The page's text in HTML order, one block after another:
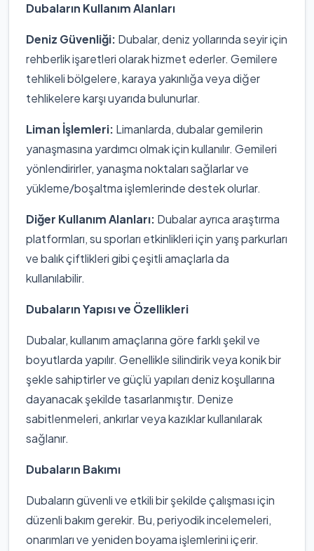
Dubaların Kullanım Alanları
Deniz Güvenliği: Dubalar, deniz yollarında seyir için
rehberlik işaretleri olarak hizmet ederler. Gemilere
tehlikeli bölgelere, karaya yakınlığa veya diğer
tehlikelere karşı uyarıda bulunurlar.
Liman İşlemleri: Limanlarda, dubalar gemilerin
yanaşmasına yardımcı olmak için kullanılır. Gemileri
yönlendirirler, yanaşma noktaları sağlarlar ve
yükleme/boşaltma işlemlerinde destek olurlar.
Diğer Kullanım Alanları: Dubalar ayrıca araştırma
platformları, su sporları etkinlikleri için yarış parkurları
ve balık çiftlikleri gibi çeşitli amaçlarla da
kullanılabilir.
Dubaların Yapısı ve Özellikleri
Dubalar, kullanım amaçlarına göre farklı şekil ve
boyutlarda yapılır. Genellikle silindirik veya konik bir
şekle sahiptirler ve güçlü yapıları deniz koşullarına
dayanacak şekilde tasarlanmıştır. Denize
sabitlenmeleri, ankırlar veya kazıklar kullanılarak
sağlanır.
Dubaların Bakımı
Dubaların güvenli ve etkili bir şekilde çalışması için
düzenli bakım gerekir. Bu, periyodik incelemeleri,
onarımları ve yeniden boyama işlemlerini içerir.